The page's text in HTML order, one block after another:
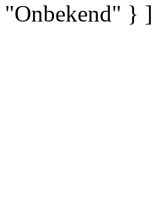
"Onbekend" }